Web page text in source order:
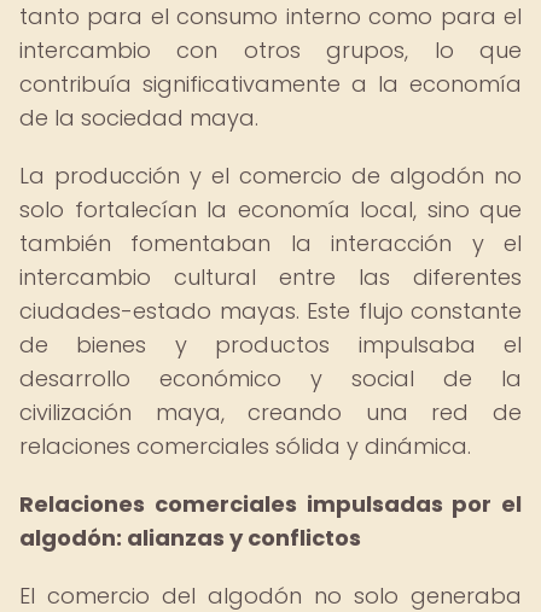
tanto para el consumo interno como para el
intercambio con otros grupos, lo que
contribuía significativamente a la economía
de la sociedad maya.
La producción y el comercio de algodón no
solo fortalecían la economía local, sino que
también fomentaban la interacción y el
intercambio cultural entre las diferentes
ciudades-estado mayas. Este flujo constante
de bienes y productos impulsaba el
desarrollo económico y social de la
civilización maya, creando una red de
relaciones comerciales sólida y dinámica.
Relaciones comerciales impulsadas por el
algodón: alianzas y conflictos
El comercio del algodón no solo generaba